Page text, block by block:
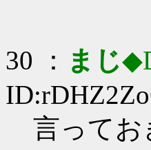
30 ： まじ
言って